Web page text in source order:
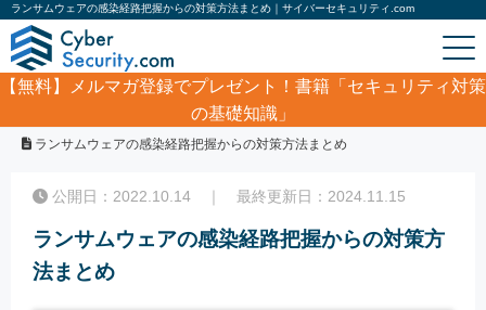
ランサムウェアの感染経路把握からの対策方法まとめ｜サイバーセキュリティ.com
【無料】
メルマガ登録でプレゼント！書籍「セキュリティ対策
の基礎知識」
ランサムウェアの感染経路把握からの対策方法まとめ
公開日：2022.10.14 ｜ 最終更新日：2024.11.15
ランサムウェアの感染経路把握からの対策方
法まとめ